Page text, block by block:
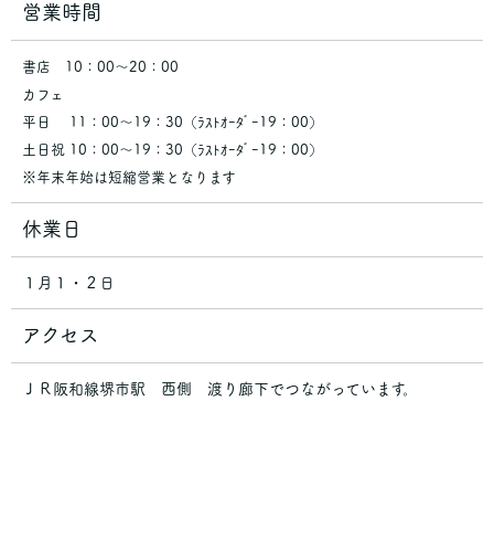
営業時間
書店 10：00～20：00
カフェ
平日 11：00～19：30（ﾗｽﾄｵｰﾀﾞｰ19：00）
土日祝 10：00～19：30（ﾗｽﾄｵｰﾀﾞｰ19：00）
※年末年始は短縮営業となります
休業日
１月１・２日
アクセス
ＪＲ阪和線堺市駅 西側 渡り廊下でつながっています。